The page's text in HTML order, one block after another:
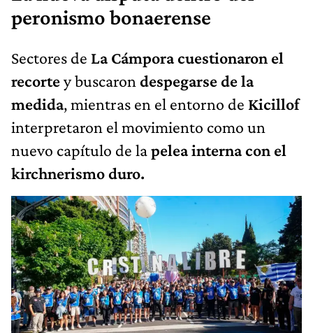
peronismo bonaerense
Sectores de La Cámporacuestionaron el
recortey buscaron despegarse de la
medida, mientras en el entorno de Kicillof
interpretaron el movimiento como un
nuevo capítulo de lapelea interna con el
kirchnerismo duro.